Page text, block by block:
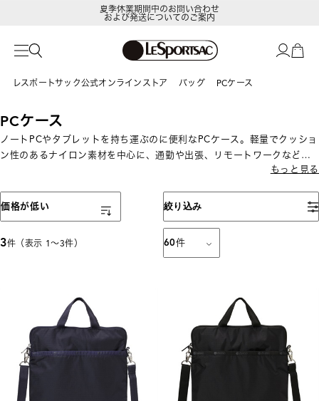
夏季休業期間中のお問い合わせ
および発送についてのご案内
レスポートサック公式オンラインストア バッグ PCケース
PCケース
ノートPCやタブレットを持ち運ぶのに便利なPCケース。軽量でクッショ
ン性のあるナイロン素材を中心に、通勤や出張、リモートワークなどの
もっと見る
絞り込み
3件（表示 1〜3件） 60件
表示順
価格が低い